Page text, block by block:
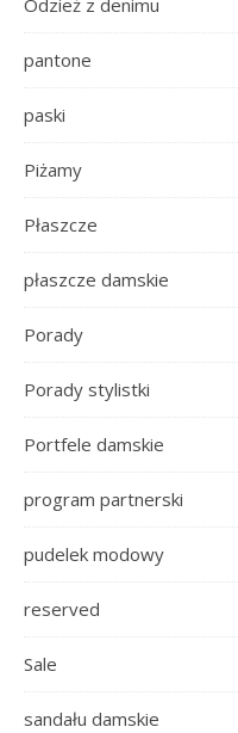
Odzież z denimu
pantone
paski
Piżamy
Płaszcze
płaszcze damskie
Porady
Porady stylistki
Portfele damskie
program partnerski
pudelek modowy
reserved
Sale
sandału damskie